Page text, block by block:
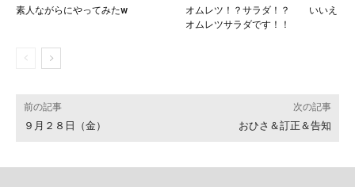
素人ながらにやってみたw
オムレツ！？サラダ！？ いいえ
オムレツサラダです！！
前の記事
９月２８日（金）
次の記事
おひさ＆訂正＆告知